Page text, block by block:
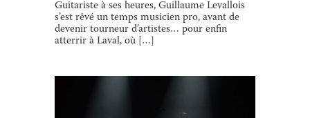
Guitariste à ses heures, Guillaume Levallois
s’est rêvé un temps musicien pro, avant de
devenir tourneur d’artistes… pour enfin
atterrir à Laval, où […]